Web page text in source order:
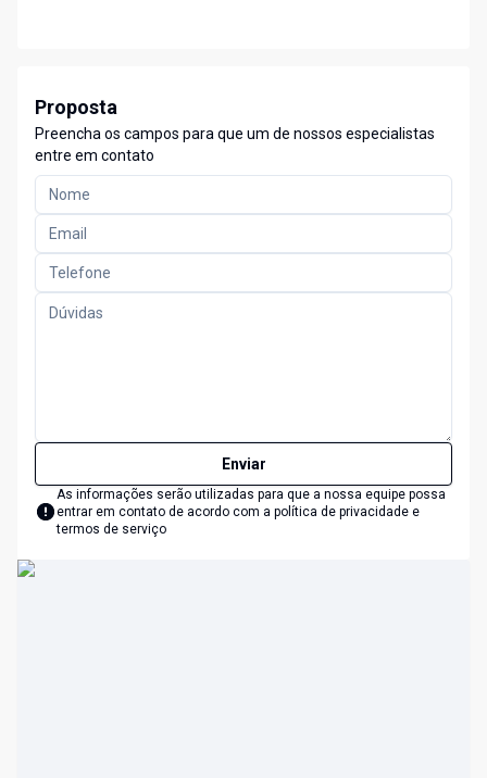
Proposta
Preencha os campos para que um de nossos especialistas
entre em contato
Enviar
As informações serão utilizadas para que a nossa equipe possa
entrar em contato de acordo com a política de privacidade e
termos de serviço